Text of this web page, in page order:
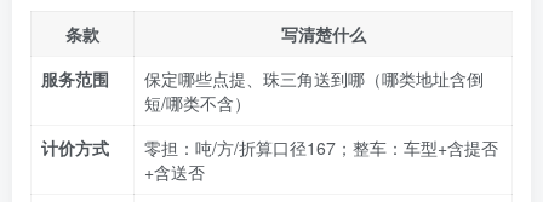
条款
写清楚什么
服务范围
保定哪些点提、珠三角送到哪（哪类地址含倒
短/哪类不含）
计价方式
零担：吨/方/折算口径167；整车：车型+含提否
+含送否